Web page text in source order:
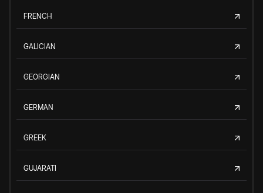
FRENCH
GALICIAN
GEORGIAN
GERMAN
GREEK
GUJARATI